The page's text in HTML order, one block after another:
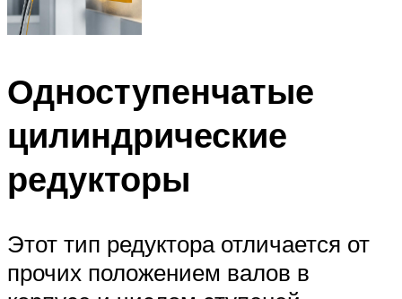
Одноступенчатые
цилиндрические
редукторы
Этот тип редуктора отличается от
прочих положением валов в